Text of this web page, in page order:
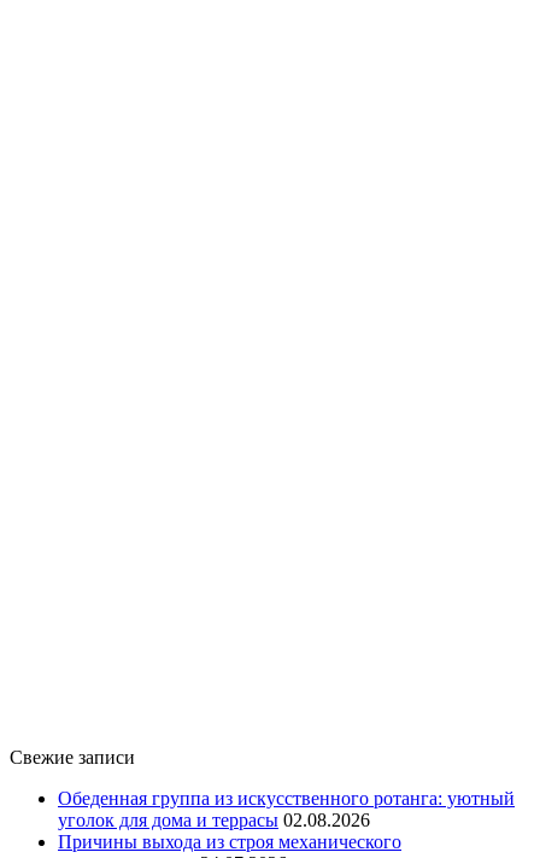
Свежие записи
Обеденная группа из искусственного ротанга: уютный
уголок для дома и террасы 02.08.2026
Причины выхода из строя механического